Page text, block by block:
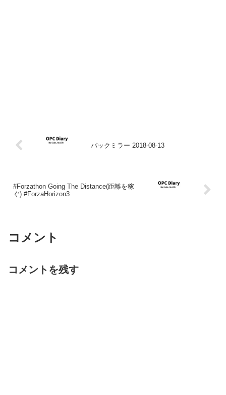
バックミラー 2018-08-13
#Forzathon Going The Distance(距離を稼
ぐ) #ForzaHorizon3
コメント
コメントを残す